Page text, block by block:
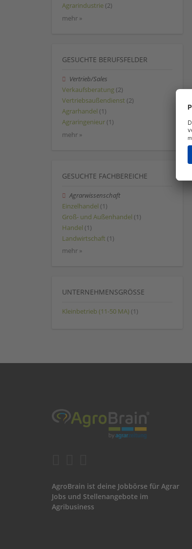
Agrarindustrie (2)
mehr »
GESUCHTE BERUFSFELDER
Vertrieb/Sales
Verkaufsberatung (2)
Vertriebsaußendienst (2)
Agrarhandel (1)
Agraringenieur (1)
mehr »
GESUCHTE FACHBEREICHE
Agrarwissenschaft
Einzelhandel (1)
Groß- und Außenhandel (1)
Handel (1)
Landwirtschaft (1)
mehr »
UNTERNEHMENSGRÖSSE
Kleinbetrieb (11-50 MA) (1)
AgroBrain ist deine Jobbörse für Agrar
Jobs und Stellenangebote im
Agribusiness